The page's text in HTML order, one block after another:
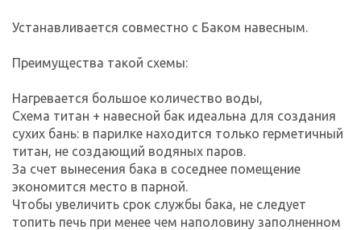
Устанавливается совместно с Баком навесным.
Преимущества такой схемы:
Нагревается большое количество воды,
Схема титан + навесной бак идеальна для создания
сухих бань: в парилке находится только герметичный
титан, не создающий водяных паров.
За счет вынесения бака в соседнее помещение
экономится место в парной.
Чтобы увеличить срок службы бака, не следует
топить печь при менее чем наполовину заполненном